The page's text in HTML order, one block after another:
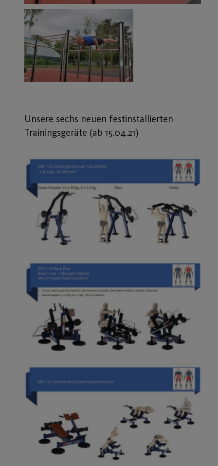
Unsere sechs neuen festinstallierten
Trainingsgeräte (ab 15.04.21)